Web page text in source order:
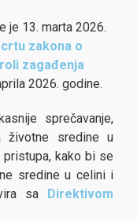
je 13. marta 2026.
zakona o
zagađenja
2026. godine.
sprečavanje,
životne sredine u
kako bi se
sredine u celini i
sa Direktivom